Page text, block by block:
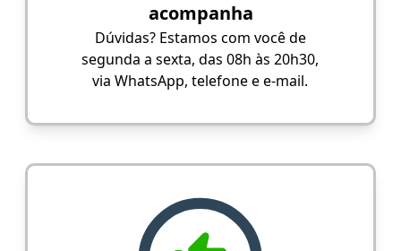
acompanha
Dúvidas? Estamos com você de
segunda a sexta, das 08h às 20h30,
via WhatsApp, telefone e e-mail.